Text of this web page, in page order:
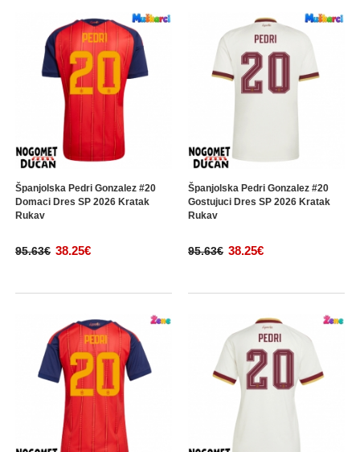
Španjolska Pedri Gonzalez #20
Domaci Dres SP 2026 Kratak
Rukav
95.63€ 38.25€
Španjolska Pedri Gonzalez #20
Gostujuci Dres SP 2026 Kratak
Rukav
95.63€ 38.25€